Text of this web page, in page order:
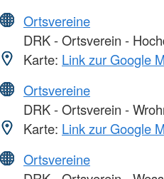
Ortsvereine
DRK - Ortsverein -
Karte: Link zur Google
Ortsvereine
DRK - Ortsverein -
Karte: Link zur Google
Ortsvereine